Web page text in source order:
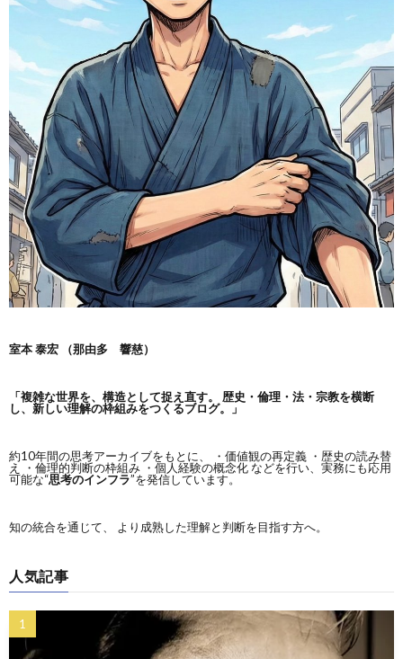
室本 泰宏 （那由多 響慈）
「複雑な世界を、構造として捉え直す。
歴史・倫理・法・宗教を横断
し、新しい理解の枠組みをつくるブログ。」
約10年間の思考アーカイブをもとに、 ・価値観の再定義 ・歴史の読み替
え ・倫理的判断の枠組み ・個人経験の概念化 などを行い、実務にも応用
可能な“思考のインフラ”を発信しています。
知の統合を通じて、 より成熟した理解と判断を目指す方へ。
人気記事